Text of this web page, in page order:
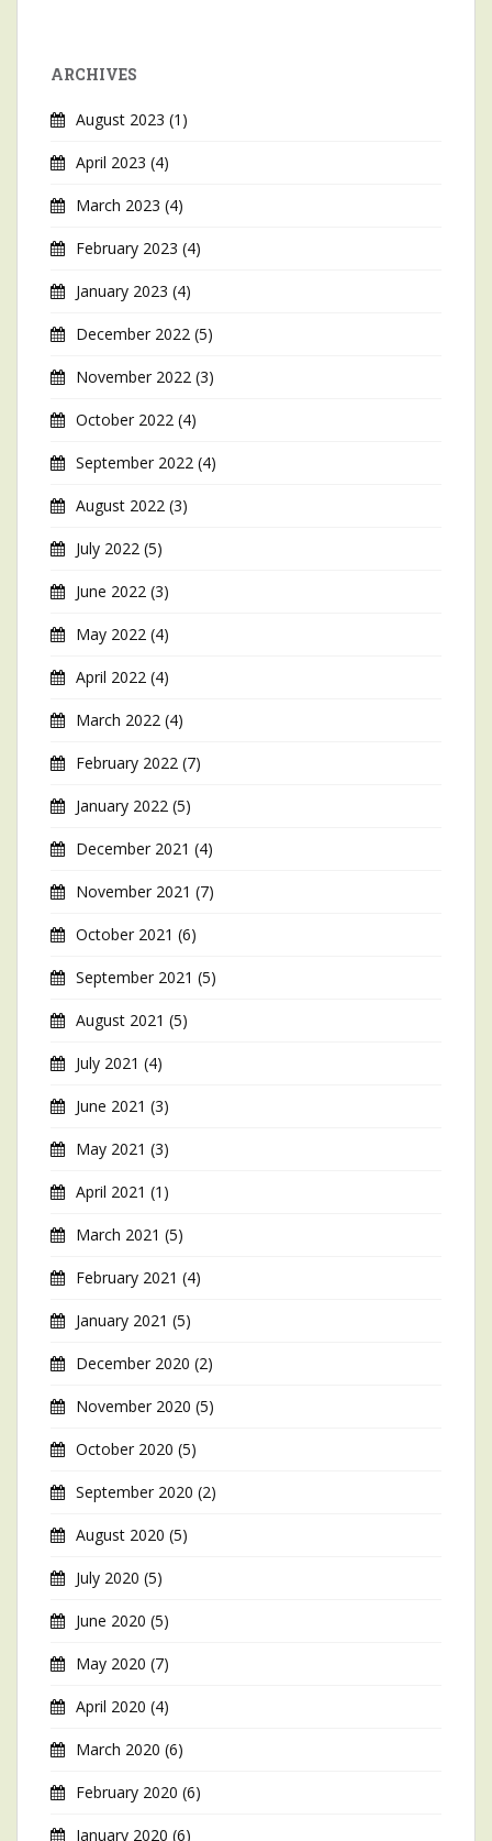
ARCHIVES
August 2023 (1)
April 2023 (4)
March 2023 (4)
February 2023 (4)
January 2023 (4)
December 2022 (5)
November 2022 (3)
October 2022 (4)
September 2022 (4)
August 2022 (3)
July 2022 (5)
June 2022 (3)
May 2022 (4)
April 2022 (4)
March 2022 (4)
February 2022 (7)
January 2022 (5)
December 2021 (4)
November 2021 (7)
October 2021 (6)
September 2021 (5)
August 2021 (5)
July 2021 (4)
June 2021 (3)
May 2021 (3)
April 2021 (1)
March 2021 (5)
February 2021 (4)
January 2021 (5)
December 2020 (2)
November 2020 (5)
October 2020 (5)
September 2020 (2)
August 2020 (5)
July 2020 (5)
June 2020 (5)
May 2020 (7)
April 2020 (4)
March 2020 (6)
February 2020 (6)
January 2020 (6)